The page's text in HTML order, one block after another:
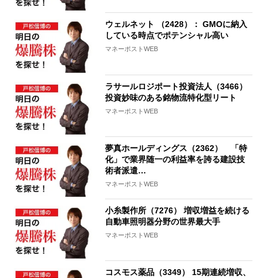
ウェルネット （2428）： GMOに納入
している時点でポテンシャル高い
マネーポストWEB
ラサールロジポート投資法人（3466）
投資妙味のある銘物流特化型リート
マネーポストWEB
夢真ホールディングス（2362） 「特
化」で業界随一の利益率を誇る建設技
術者派遣…
マネーポストWEB
小糸製作所（7276） 増収増益を続ける
自動車照明器分野の世界最大手
マネーポストWEB
コスモス薬品（3349） 15期連続増収、